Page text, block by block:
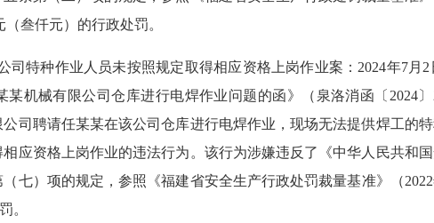
（叁仟元）的行政处罚。
司特种作业人员未按照规定取得相应资格上岗作业案 ： 2024年7月
机械有限公司仓库进行电焊作业问题的函》（泉洛消函〔2024
司聘请任某某在该公司仓库进行电焊作业，现场无法提供焊工的
应资格上岗作业的违法行为。 该行为涉嫌违反了《中华人民共和
七）项的规定，参照《福建省安全生产行政处罚裁量基准》（
。